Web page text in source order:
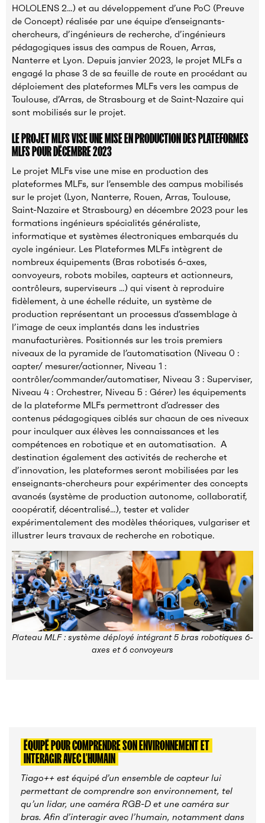
HOLOLENS 2…) et au développement d’une PoC (Preuve
de Concept) réalisée par une équipe d’enseignants-
chercheurs, d’ingénieurs de recherche, d’ingénieurs
pédagogiques issus des campus de Rouen, Arras,
Nanterre et Lyon. Depuis janvier 2023, le projet MLFs a
engagé la phase 3 de sa feuille de route en procédant au
déploiement des plateformes MLFs vers les campus de
Toulouse, d’Arras, de Strasbourg et de Saint-Nazaire qui
sont mobilisés sur le projet.
LE PROJET MLFS VISE UNE MISE EN PRODUCTION DES PLATEFORMES
MLFS POUR DÉCEMBRE 2023
Le projet MLFs vise une mise en production des
plateformes MLFs, sur l’ensemble des campus mobilisés
sur le projet (Lyon, Nanterre, Rouen, Arras, Toulouse,
Saint-Nazaire et Strasbourg) en décembre 2023 pour les
formations ingénieurs spécialités généraliste,
informatique et systèmes électroniques embarqués du
cycle ingénieur. Les Plateformes MLFs intègrent de
nombreux équipements (Bras robotisés 6-axes,
convoyeurs, robots mobiles, capteurs et actionneurs,
contrôleurs, superviseurs …) qui visent à reproduire
fidèlement, à une échelle réduite, un système de
production représentant un processus d’assemblage à
l’image de ceux implantés dans les industries
manufacturières. Positionnés sur les trois premiers
niveaux de la pyramide de l’automatisation (Niveau 0 :
capter/ mesurer/actionner, Niveau 1 :
contrôler/commander/automatiser, Niveau 3 : Superviser,
Niveau 4 : Orchestrer, Niveau 5 : Gérer) les équipements
de la plateforme MLFs permettront d’adresser des
contenus pédagogiques ciblés sur chacun de ces niveaux
pour inculquer aux élèves les connaissances et les
compétences en robotique et en automatisation. A
destination également des activités de recherche et
d’innovation, les plateformes seront mobilisées par les
enseignants-chercheurs pour expérimenter des concepts
avancés (système de production autonome, collaboratif,
coopératif, décentralisé…), tester et valider
expérimentalement des modèles théoriques, vulgariser et
illustrer leurs travaux de recherche en robotique.
Plateau MLF : système déployé intégrant 5 bras robotiques 6-
axes et 6 convoyeurs
ÉQUIPÉ POUR COMPRENDRE SON ENVIRONNEMENT ET
INTERAGIR AVEC L’HUMAIN
Tiago++ est équipé d’un ensemble de capteur lui
permettant de comprendre son environnement, tel
qu’un lidar, une caméra RGB-D et une caméra sur
bras. Afin d’interagir avec l’humain, notamment dans